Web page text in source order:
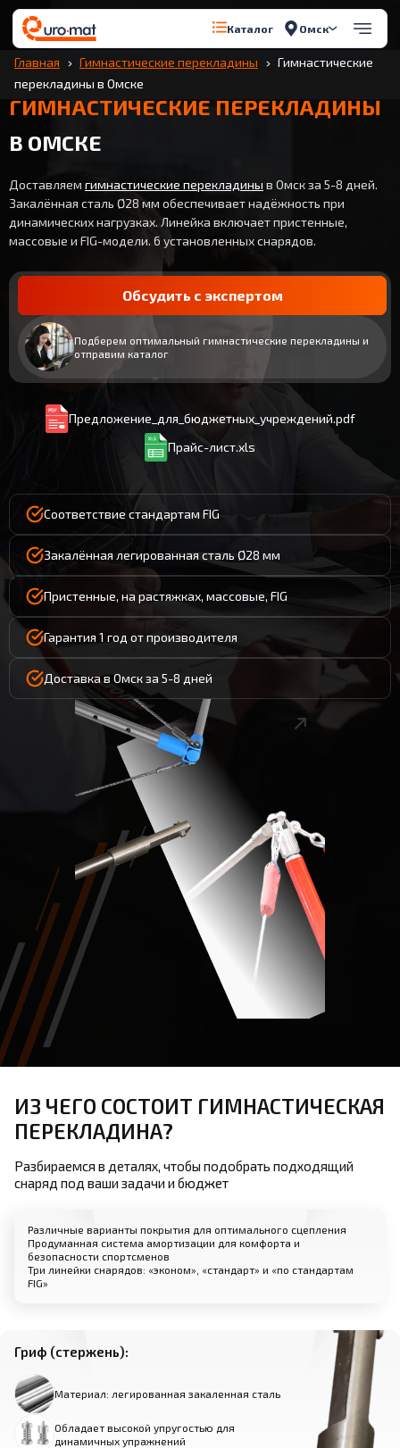
Каталог Омск
Главная Гимнастические перекладины
Гимнастические
перекладины в Омске
ГИМНАСТИЧЕСКИЕ ПЕРЕКЛАДИНЫ
В ОМСКЕ
Доставляем гимнастические перекладины в Омск за 5-8 дней.
Закалённая сталь Ø28 мм обеспечивает надёжность при
динамических нагрузках. Линейка включает пристенные,
массовые и FIG-модели. 6 установленных снарядов.
Обсудить с экспертом
Подберем оптимальный гимнастические перекладины и
отправим каталог
Предложение_для_бюджетных_учреждений.pdf
Прайс-лист.xls
Соответствие стандартам FIG
Закалённая легированная сталь Ø28 мм
Пристенные, на растяжках, массовые, FIG
Гарантия 1 год от производителя
Доставка в Омск за 5-8 дней
ИЗ ЧЕГО СОСТОИТ ГИМНАСТИЧЕСКАЯ
ПЕРЕКЛАДИНА?
Разбираемся в деталях, чтобы подобрать подходящий
снаряд под ваши задачи и бюджет
Различные варианты покрытия для оптимального сцепления
Продуманная система амортизации для комфорта и
безопасности спортсменов
Три линейки снарядов: «эконом», «стандарт» и «по стандартам
FIG»
Гриф (стержень):
Материал: легированная закаленная сталь
Обладает высокой упругостью для
динамичных упражнений